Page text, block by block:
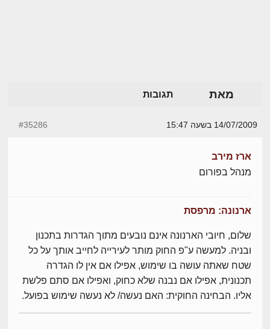
מאת תגובות
14/07/2009 בשעה 15:47 #35286
ארז מירב
מנהל בפורום
ארנונה: מרפסת
שלום, חיובי הארנונה אינם נובעים מתוך הגדרות בתכנון
ובניה. למעשה ע"פ החוק מותר לעירייה לחייב אותך על כל
שטח שאתה עושה בו שימוש, אפילו אם אין לו הגדרה
תכנונית, אפילו אם נבנה שלא כחוק, ואפילו אם סתם פלשת
אליו. הבחינה החוקית: האם נעשה/ לא נעשה שימוש בפועל.